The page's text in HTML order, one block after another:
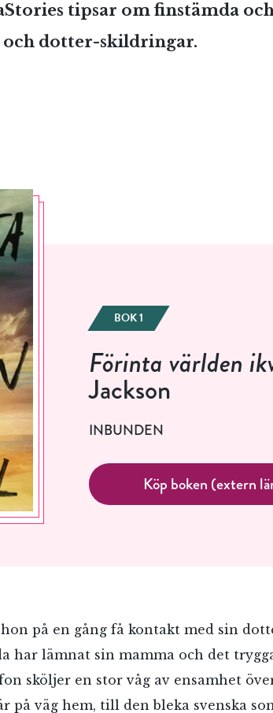
tipsar om finstämda
dotter-skildringar.
BOK 1
Förinta världen
Jackson
INBUNDEN
Köp boken (extern
på en gång få kontakt med sin
har lämnat sin mamma och det
sköljer en stor våg av ensamhet
på väg hem, till den bleka svenska